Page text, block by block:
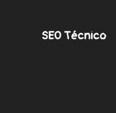
SEO Técnico